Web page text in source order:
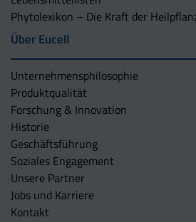
Phytolexikon – Die Kraft der
Über Eucell
Unternehmens­philosophie
Produktqualität
Forschung & Innovation
Historie
Geschäftsführung
Soziales Engagement
Unsere Partner
Jobs und Karriere
Kontakt